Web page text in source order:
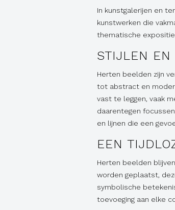
In kunstgalerijen en
kunstwerken die
thematische
STIJLEN EN
Herten beelden zijn
tot abstract en
vast te leggen, vaak
daarentegen
en lijnen die een
EEN
Herten beelden
worden geplaatst,
symbolische
toevoeging aan elke